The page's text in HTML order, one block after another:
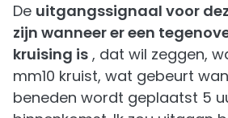
De uitgangssignaal voor
zijn wanneer er een
kruising is , dat wil zeggen,
mm10 kruist, wat gebeurt
beneden wordt geplaatst 5